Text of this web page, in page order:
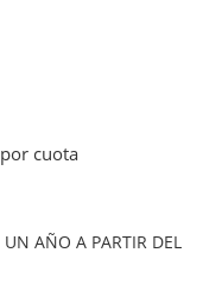
cuota
AÑO A PARTIR DEL